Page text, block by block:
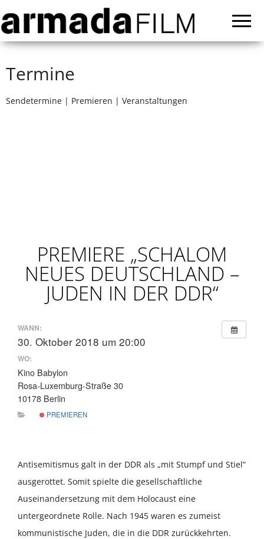
Termine
Sendetermine | Premieren | Veranstaltungen
PREMIERE „SCHALOM
NEUES DEUTSCHLAND –
JUDEN IN DER DDR“
WANN:
30. Oktober 2018 um 20:00
WO:
Kino Babylon
Rosa-Luxemburg-Straße 30
10178 Berlin
PREMIEREN
Antisemitismus galt in der DDR als „mit Stumpf und Stiel“
ausgerottet. Somit spielte die gesellschaftliche
Auseinandersetzung mit dem Holocaust eine
untergeordnete Rolle. Nach 1945 waren es zumeist
kommunistische Juden, die in die DDR zurückkehrten.